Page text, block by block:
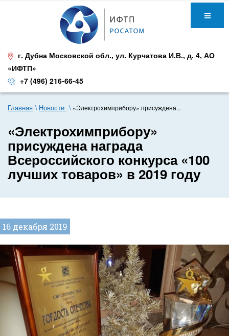
г. Дубна Московской обл., ул. Курчатова И.В., д. 4, АО
«ИФТП»
+7 (496) 216-66-45
Главная Новости «Электрохимприбору» присуждена...
«Электрохимприбору»
присуждена награда
Всероссийского конкурса «100
лучших товаров» в 2019 году
16 декабря 2019